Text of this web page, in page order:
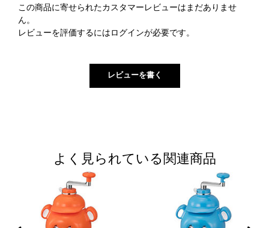
この商品に寄せられたカスタマーレビューはまだありませ
ん。
レビューを評価するには ログインが必要です。
よく見られている関連商品